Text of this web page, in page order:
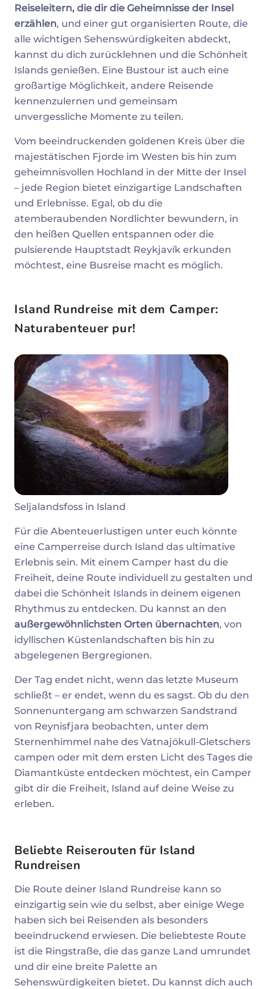
Reiseleitern, die dir die Geheimnisse der Insel
erzählen, und einer gut organisierten Route, die
alle wichtigen Sehenswürdigkeiten abdeckt,
kannst du dich zurücklehnen und die Schönheit
Islands genießen. Eine Bustour ist auch eine
großartige Möglichkeit, andere Reisende
kennenzulernen und gemeinsam
unvergessliche Momente zu teilen.
Vom beeindruckenden goldenen Kreis über die
majestätischen Fjorde im Westen bis hin zum
geheimnisvollen Hochland in der Mitte der Insel
– jede Region bietet einzigartige Landschaften
und Erlebnisse. Egal, ob du die
atemberaubenden Nordlichter bewundern, in
den heißen Quellen entspannen oder die
pulsierende Hauptstadt Reykjavík erkunden
möchtest, eine Busreise macht es möglich.
Island Rundreise mit dem Camper:
Naturabenteuer pur!
Seljalandsfoss in Island
Für die Abenteuerlustigen unter euch könnte
eine Camperreise durch Island das ultimative
Erlebnis sein. Mit einem Camper hast du die
Freiheit, deine Route individuell zu gestalten und
dabei die Schönheit Islands in deinem eigenen
Rhythmus zu entdecken. Du kannst an den
außergewöhnlichsten Orten übernachten, von
idyllischen Küstenlandschaften bis hin zu
abgelegenen Bergregionen.
Der Tag endet nicht, wenn das letzte Museum
schließt – er endet, wenn du es sagst. Ob du den
Sonnenuntergang am schwarzen Sandstrand
von Reynisfjara beobachten, unter dem
Sternenhimmel nahe des Vatnajökull-Gletschers
campen oder mit dem ersten Licht des Tages die
Diamantküste entdecken möchtest, ein Camper
gibt dir die Freiheit, Island auf deine Weise zu
erleben.
Beliebte Reiserouten für Island
Rundreisen
Die Route deiner Island Rundreise kann so
einzigartig sein wie du selbst, aber einige Wege
haben sich bei Reisenden als besonders
beeindruckend erwiesen. Die beliebteste Route
ist die Ringstraße, die das ganze Land umrundet
und dir eine breite Palette an
Sehenswürdigkeiten bietet. Du kannst dich auch